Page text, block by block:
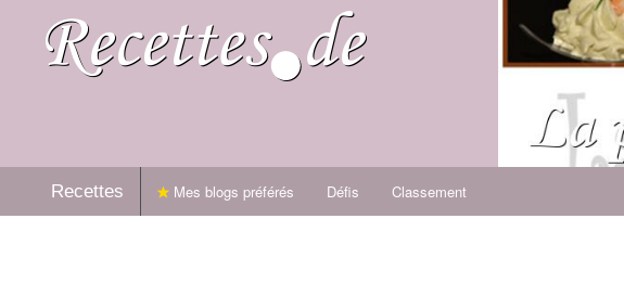
Recettes Mes blogs préférés Défis Classement